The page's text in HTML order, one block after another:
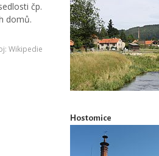
čp.
domů.
: Wikipedie
Hostomice